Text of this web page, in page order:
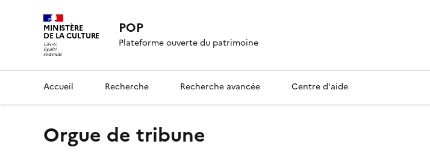
MINISTÈRE
DE LA CULTURE POP
Plateforme ouverte du patrimoine
Accueil Recherche Recherche avancée Centre d'aide
orgue de tribune